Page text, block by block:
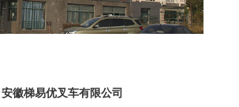
安徽梯易优叉车有限公司